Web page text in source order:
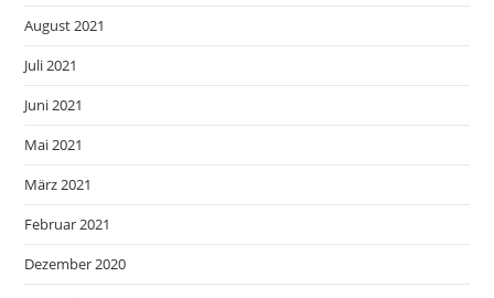
August 2021
Juli 2021
Juni 2021
Mai 2021
März 2021
Februar 2021
Dezember 2020